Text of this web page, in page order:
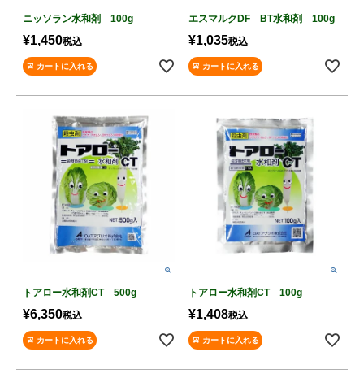
ニッソラン水和剤 100g
¥1,450税込
カートに入れる
エスマルクDF BT水和剤 100g
¥1,035税込
カートに入れる
トアロー水和剤CT 500g
¥6,350税込
カートに入れる
トアロー水和剤CT 100g
¥1,408税込
カートに入れる